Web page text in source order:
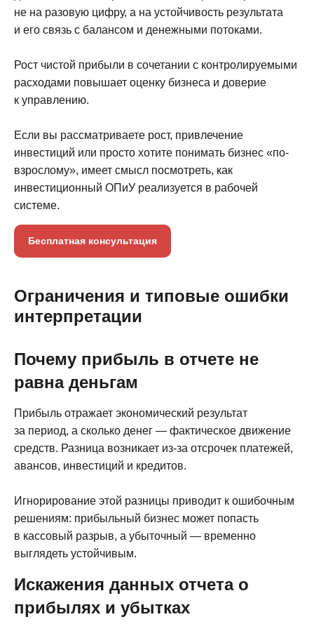
не на разовую цифру, а на устойчивость результата
и его связь с балансом и денежными потоками.
Рост чистой прибыли в сочетании с контролируемыми
расходами повышает оценку бизнеса и доверие
к управлению.
Если вы рассматриваете рост, привлечение
инвестиций или просто хотите понимать бизнес «по-
взрослому», имеет смысл посмотреть, как
инвестиционный ОПиУ реализуется в рабочей
системе.
Бесплатная консультация
Ограничения и типовые ошибки
интерпретации
Почему прибыль в отчете не
равна деньгам
Прибыль отражает экономический результат
за период, а сколько денег — фактическое движение
средств. Разница возникает из-за отсрочек платежей,
авансов, инвестиций и кредитов.
Игнорирование этой разницы приводит к ошибочным
решениям: прибыльный бизнес может попасть
в кассовый разрыв, а убыточный — временно
выглядеть устойчивым.
Искажения данных отчета о
прибылях и убытках